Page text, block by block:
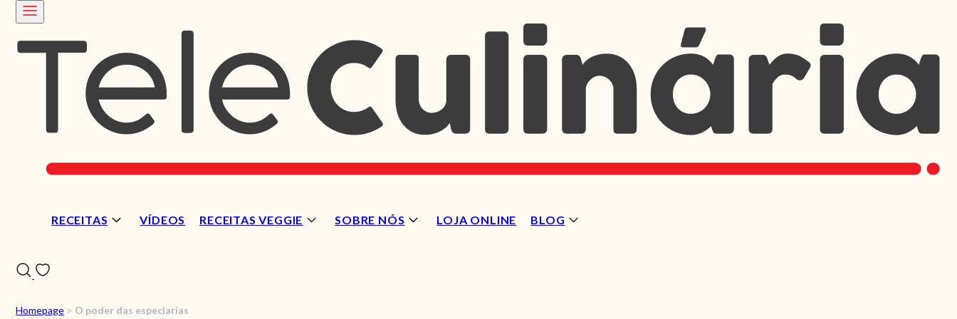
RECEITAS VÍDEOS RECEITAS VEGGIE SOBRE NÓS LOJA ONLINE BLOG
Homepage > O poder das especiarias